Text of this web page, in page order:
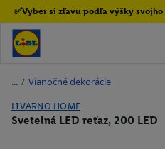
✅Vyber si zľavu podľa výšky
/ Vianočné dekorácie
LIVARNO HOME
Svetelná LED reťaz, 200 LED